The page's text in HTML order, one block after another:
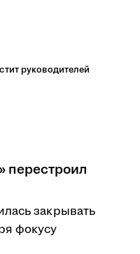
руководителей
перестроил
закрывать
фокусу